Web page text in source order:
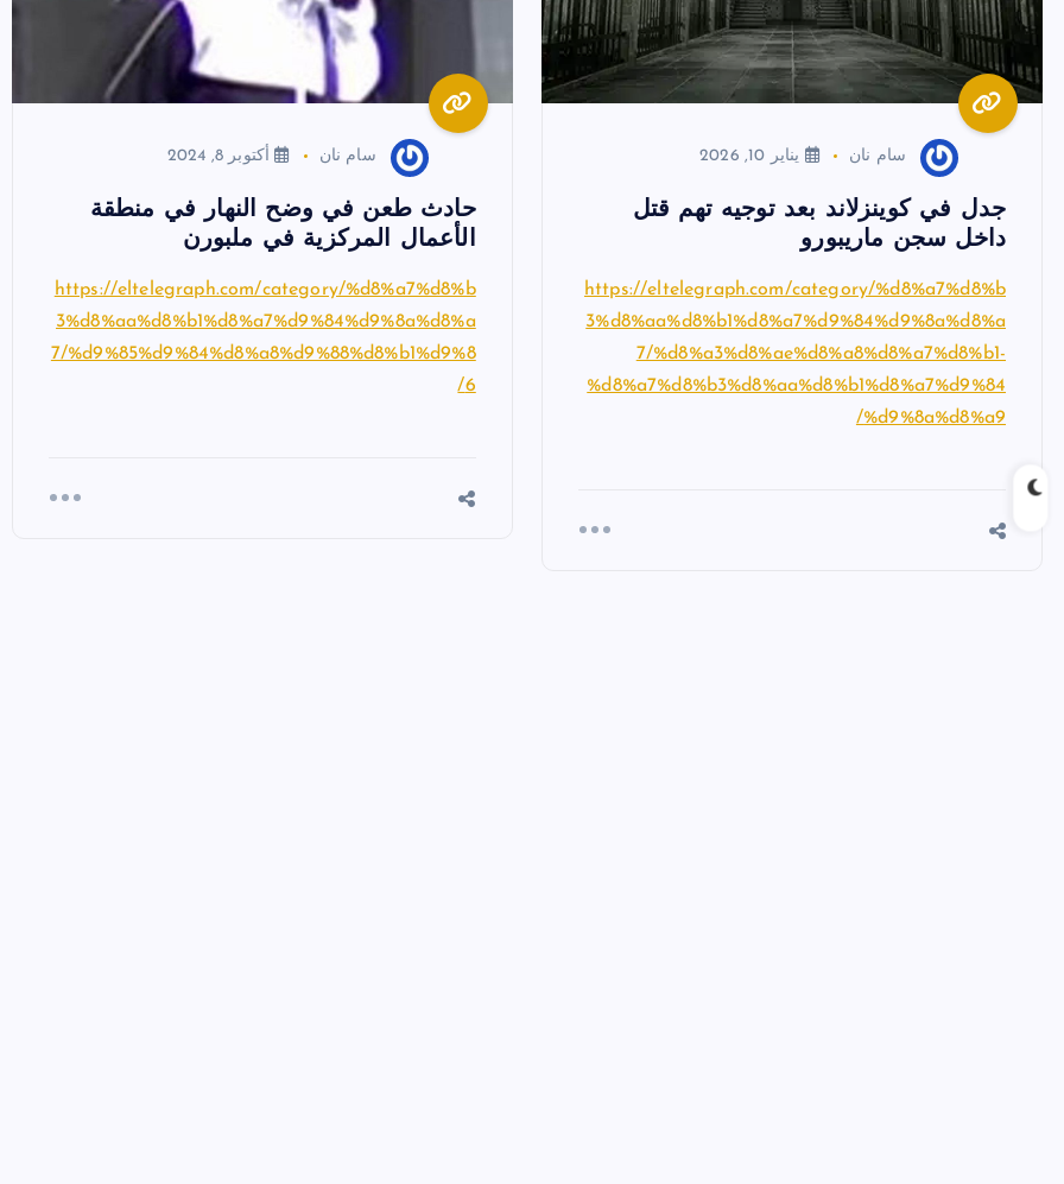
سام نان يناير 10, 2026
جدل في كوينزلاند بعد توجيه تهم قتل
داخل سجن ماريبورو
https://eltelegraph.com/category/%d8%a7%d8%b
3%d8%aa%d8%b1%d8%a7%d9%84%d9%8a%d8%a
7/%d8%a3%d8%ae%d8%a8%d8%a7%d8%b1-
%d8%a7%d8%b3%d8%aa%d8%b1%d8%a7%d9%84
%d9%8a%d8%a9/
سام نان أكتوبر 8, 2024
حادث طعن في وضح النهار في منطقة
الأعمال المركزية في ملبورن
https://eltelegraph.com/category/%d8%a7%d8%b
3%d8%aa%d8%b1%d8%a7%d9%84%d9%8a%d8%a
7/%d9%85%d9%84%d8%a8%d9%88%d8%b1%d9%8
6/